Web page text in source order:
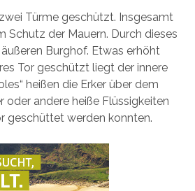
Türme geschützt. Insgesamt
Schutz der Mauern. Durch dieses
Burghof. Etwas erhöht
Tor geschützt liegt der innere
heißen die Erker über dem
oder andere heiße Flüssigkeiten
geschüttet werden konnten.